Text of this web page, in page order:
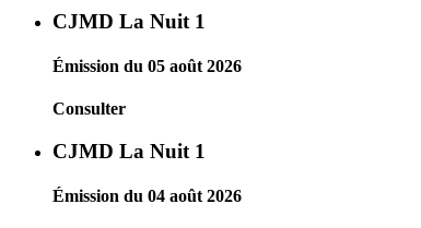
CJMD La Nuit 1
Émission du 05 août 2026
Consulter
CJMD La Nuit 1
Émission du 04 août 2026